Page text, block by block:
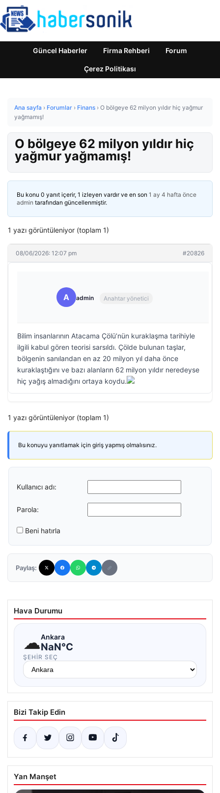
Güncel Haberler Firma Rehberi Forum
Çerez Politikası
Ana sayfa › Forumlar › Finans › O bölgeye 62 milyon yıldır hiç yağmur
yağmamış!
O bölgeye 62 milyon yıldır hiç
yağmur yağmamış!
Bu konu 0 yanıt içerir, 1 izleyen vardır ve en son 1 ay 4 hafta önce
admin tarafından güncellenmiştir.
1 yazı görüntüleniyor (toplam 1)
08/06/2026: 12:07 pm #20826
A admin Anahtar yönetici
Bilim insanlarının Atacama Çölü’nün kuraklaşma tarihiyle
ilgili kabul gören teorisi sarsıldı. Çölde bulunan taşlar,
bölgenin sanılandan en az 20 milyon yıl daha önce
kuraklaştığını ve bazı alanların 62 milyon yıldır neredeyse
hiç yağış almadığını ortaya koydu.
1 yazı görüntüleniyor (toplam 1)
Bu konuyu yanıtlamak için giriş yapmış olmalısınız.
Kullanıcı adı:
Parola:
Beni hatırla
Paylaş:
Hava Durumu
☁Ankara
NaN°C
ŞEHIR SEÇ
Bizi Takip Edin
Yan Manşet